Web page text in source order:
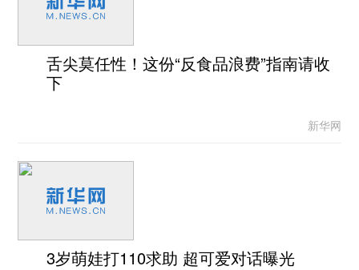
舌尖莫任性！这份“反食品浪费”指南请收
下
新华网
3岁萌娃打110求助 超可爱对话曝光